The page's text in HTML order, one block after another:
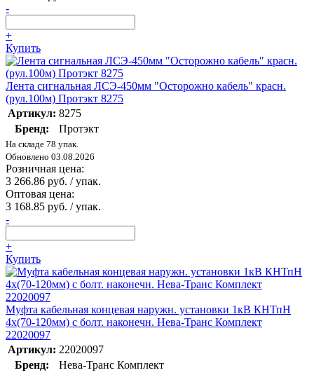
-
+
Купить
Лента сигнальная ЛСЭ-450мм "Осторожно кабель" красн.
(рул.100м) Протэкт 8275
Артикул: 8275
Бренд:
Протэкт
На складе 78 упак.
Обновлено 03.08.2026
Розничная цена:
3 266.86 руб. / упак.
Оптовая цена:
3 168.85 руб. / упак.
-
+
Купить
Муфта кабельная концевая наружн. установки 1кВ КНТпН
4х(70-120мм) с болт. наконечн. Нева-Транс Комплект
22020097
Артикул: 22020097
Бренд:
Нева-Транс Комплект